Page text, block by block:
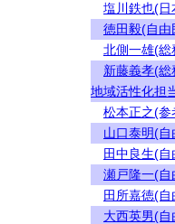
塩川鉄也(日
徳田毅(自由
北側一雄(総
新藤義孝(
地域活性化担
松本正之(参
山口泰明(自
田中良生(
瀬戸隆一(自
田所嘉徳(
大西英男(自